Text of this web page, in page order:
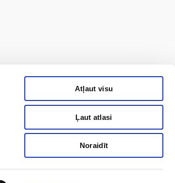
Atļaut visu
Ļaut atlasi
Noraidīt